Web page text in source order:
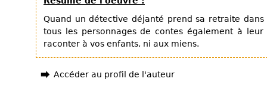
Quand un détective déjanté prend sa retraite
tous les personnages de contes également à
raconter à vos enfants, ni aux miens.
Accéder au profil de l'auteur